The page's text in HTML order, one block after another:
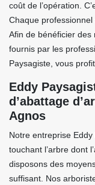
coût de l’opération.
Chaque
Afin de bénéficier des
fournis par les
Paysagiste, vous
Eddy
d’abattage
Agnos
Notre entreprise
touchant l’arbre dont
disposons des
suffisant. Nos